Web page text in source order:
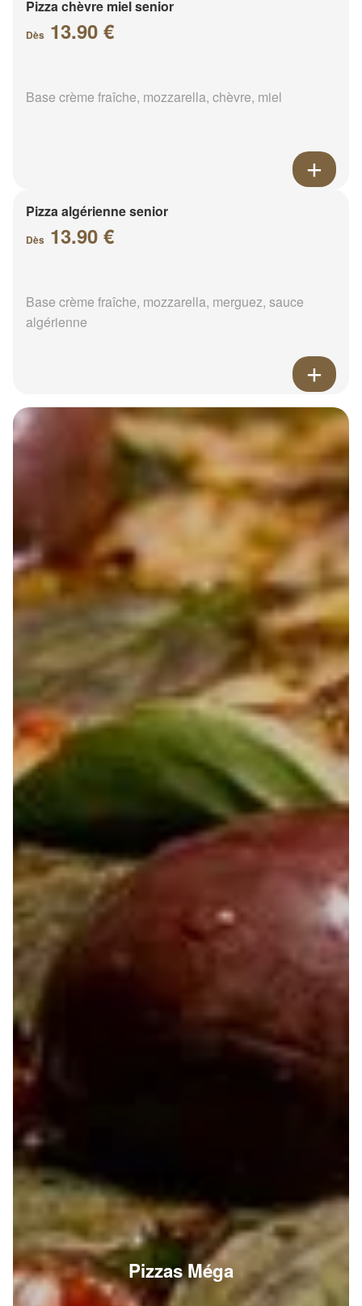
Pizza chèvre miel senior
Dès 13.90 €
Base crème fraîche, mozzarella, chèvre, miel
Pizza algérienne senior
Dès 13.90 €
Base crème fraîche, mozzarella, merguez, sauce
algérienne
Pizzas Méga